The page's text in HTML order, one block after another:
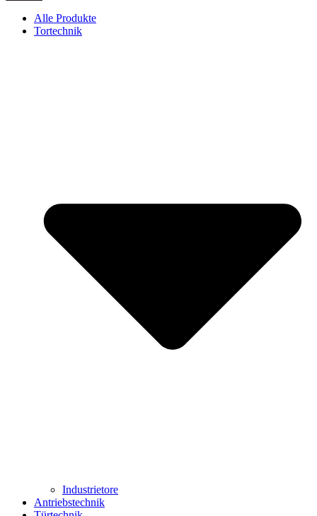
Alle Produkte
Tortechnik
Industrietore
Antriebstechnik